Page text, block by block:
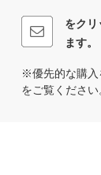
をクリ
ます。
※優先的な購入
をご覧ください